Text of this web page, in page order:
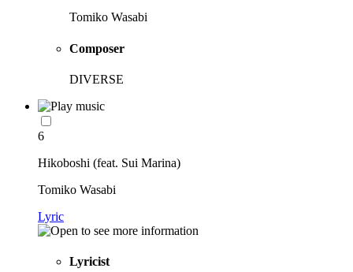
Tomiko Wasabi
Composer
DIVERSE
6
Hikoboshi (feat. Sui Marina)
Tomiko Wasabi
Lyric
Lyricist